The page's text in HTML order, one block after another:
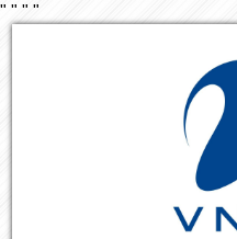
" " " "